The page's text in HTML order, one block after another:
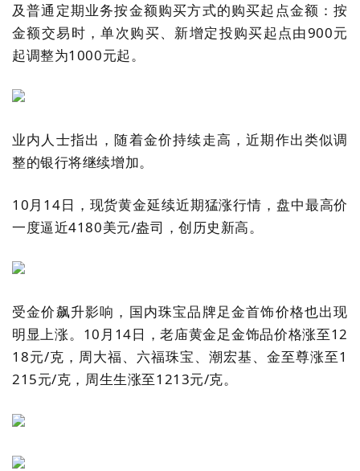
及普通定期业务按金额购买方式的购买起点金额：按
金额交易时，单次购买、新增定投购买起点由900元
起调整为1000元起。
业内人士指出，随着金价持续走高，近期作出类似调
整的银行将继续增加。
10月 14日，现货黄金延续近期猛涨行情，盘中最高价
一度逼近4180美元/盎司，创历史新高。
受金价飙升影响，国内珠宝品牌足金首饰价格也出现
明显上涨。 10 月 14日，老庙黄金足金饰品价格涨至12
18元/克，周大福、六福珠宝、潮宏基、金至尊涨至1
215元/克，周生生涨至1213元/克。